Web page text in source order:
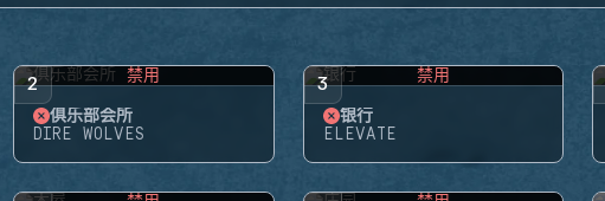
2 禁用
俱乐部会所
DIRE WOLVES
3 禁用
银行
ELEVATE